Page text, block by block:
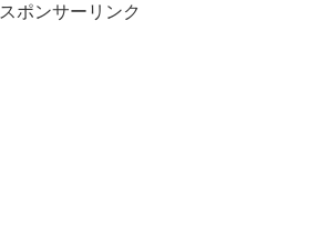
スポンサーリンク